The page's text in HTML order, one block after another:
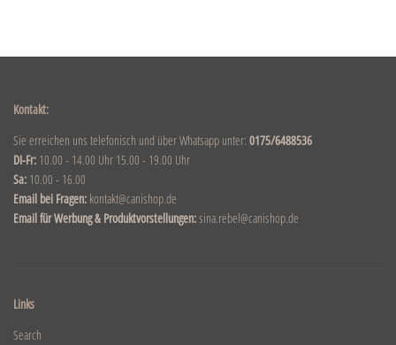
Kontakt:
Sie erreichen uns telefonisch und über Whatsapp unter: 0175/6488536
DI-Fr: 10.00 - 14.00 Uhr 15.00 - 19.00 Uhr
Sa: 10.00 - 16.00
Email bei Fragen: kontakt@canishop.de
Email für Werbung & Produktvorstellungen:sina.rebel@canishop.de
Links
Search